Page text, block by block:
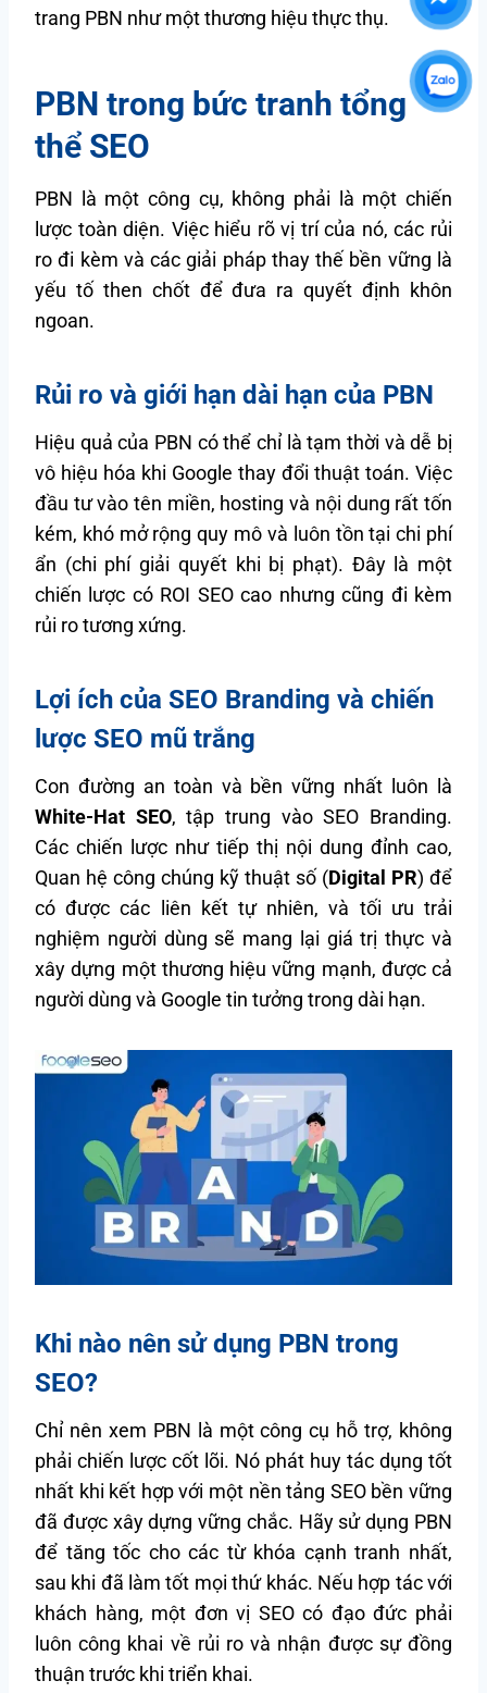
trang PBN như một thương hiệu thực thụ.
PBN trong bức tranh tổng
thể SEO
PBN là một công cụ, không phải là một chiến
lược toàn diện. Việc hiểu rõ vị trí của nó, các rủi
ro đi kèm và các giải pháp thay thế bền vững là
yếu tố then chốt để đưa ra quyết định khôn
ngoan.
Rủi ro và giới hạn dài hạn của PBN
Hiệu quả của PBN có thể chỉ là tạm thời và dễ bị
vô hiệu hóa khi Google thay đổi thuật toán. Việc
đầu tư vào tên miền, hosting và nội dung rất tốn
kém, khó mở rộng quy mô và luôn tồn tại chi phí
ẩn (chi phí giải quyết khi bị phạt). Đây là một
chiến lược có ROI SEO cao nhưng cũng đi kèm
rủi ro tương xứng.
Lợi ích của SEO Branding và chiến
lược SEO mũ trắng
Con đường an toàn và bền vững nhất luôn là
White-Hat SEO, tập trung vào SEO Branding.
Các chiến lược như tiếp thị nội dung đỉnh cao,
Quan hệ công chúng kỹ thuật số (Digital PR) để
có được các liên kết tự nhiên, và tối ưu trải
nghiệm người dùng sẽ mang lại giá trị thực và
xây dựng một thương hiệu vững mạnh, được cả
người dùng và Google tin tưởng trong dài hạn.
Khi nào nên sử dụng PBN trong
SEO?
Chỉ nên xem PBN là một công cụ hỗ trợ, không
phải chiến lược cốt lõi. Nó phát huy tác dụng tốt
nhất khi kết hợp với một nền tảng SEO bền vững
đã được xây dựng vững chắc. Hãy sử dụng PBN
để tăng tốc cho các từ khóa cạnh tranh nhất,
sau khi đã làm tốt mọi thứ khác. Nếu hợp tác với
khách hàng, một đơn vị SEO có đạo đức phải
luôn công khai về rủi ro và nhận được sự đồng
thuận trước khi triển khai.